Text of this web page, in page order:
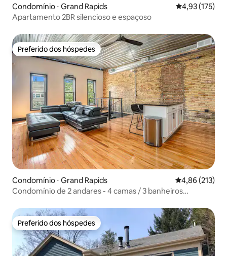
Condomínio ⋅ Grand Rapids 4,93 de uma
4,93 (175)
Apartamento 2BR silencioso e espaçoso
Preferido dos hóspedes
Preferido dos hóspedes
Condomínio ⋅ Grand Rapids 4,86 de uma
4,86 (213)
Condomínio de 2 andares - 4 camas / 3 banheiros
Preferido dos hóspedes
Preferido dos hóspedes